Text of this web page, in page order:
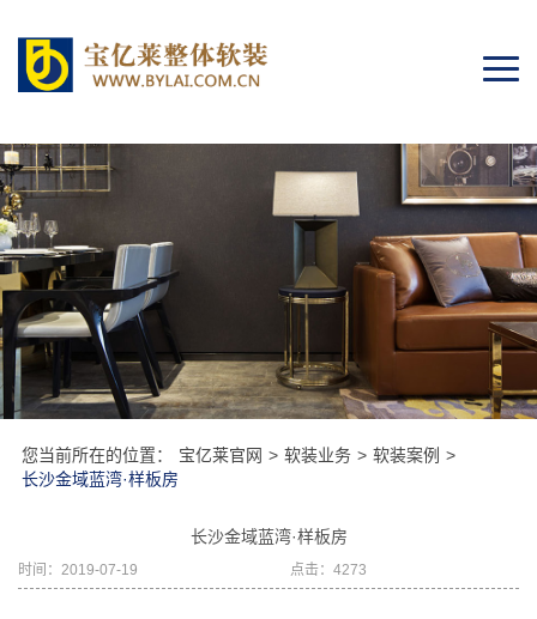
您当前所在的位置： 宝亿莱官网 > 软装业务 > 软装案例 >
长沙金域蓝湾·样板房
长沙金域蓝湾·样板房
时间：2019-07-19 点击：4273